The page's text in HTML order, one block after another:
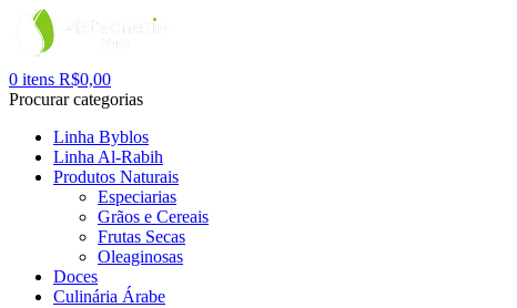
0 itens R$0,00
Procurar categorias
Linha Byblos
Linha Al-Rabih
Produtos Naturais
Especiarias
Grãos e Cereais
Frutas Secas
Oleaginosas
Doces
Culinária Árabe